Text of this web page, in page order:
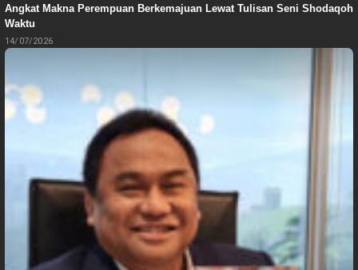
Angkat Makna Perempuan Berkemajuan Lewat Tulisan Seni Shodaqoh
Waktu
14/07/2026